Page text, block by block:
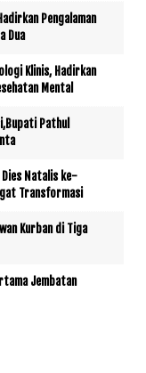
Pengalaman
Dua
Klinis, Hadirkan
Mental
Pathul
Dies Natalis ke-
Transformasi
Kurban di Tiga
Jembatan